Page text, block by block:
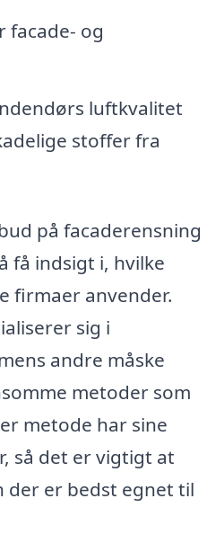
facade- og
luftkvalitet
stoffer fra
på facaderensning
få indsigt i, hvilke
firmaer anvender.
sig i
andre måske
metoder som
metode har sine
så det er vigtigt at
der er bedst egnet til